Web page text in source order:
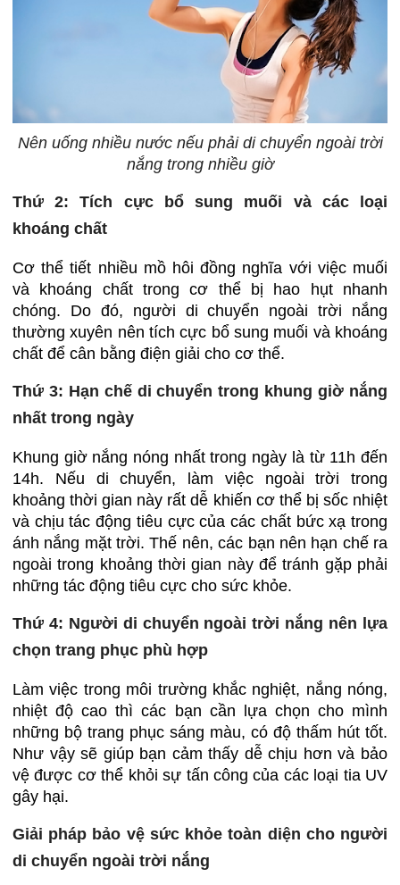
Nên uống nhiều nước nếu phải di chuyển ngoài trời
nắng trong nhiều giờ
Thứ 2: Tích cực bổ sung muối và các loại
khoáng chất
Cơ thể tiết nhiều mồ hôi đồng nghĩa với việc muối
và khoáng chất trong cơ thể bị hao hụt nhanh
chóng. Do đó, người di chuyển ngoài trời nắng
thường xuyên nên tích cực bổ sung muối và khoáng
chất để cân bằng điện giải cho cơ thể.
Thứ 3: Hạn chế di chuyển trong khung giờ nắng
nhất trong ngày
Khung giờ nắng nóng nhất trong ngày là từ 11h đến
14h. Nếu di chuyển, làm việc ngoài trời trong
khoảng thời gian này rất dễ khiến cơ thể bị sốc nhiệt
và chịu tác động tiêu cực của các chất bức xạ trong
ánh nắng mặt trời. Thế nên, các bạn nên hạn chế ra
ngoài trong khoảng thời gian này để tránh gặp phải
những tác động tiêu cực cho sức khỏe.
Thứ 4: Người di chuyển ngoài trời nắng nên lựa
chọn trang phục phù hợp
Làm việc trong môi trường khắc nghiệt, nắng nóng,
nhiệt độ cao thì các bạn cần lựa chọn cho mình
những bộ trang phục sáng màu, có độ thấm hút tốt.
Như vậy sẽ giúp bạn cảm thấy dễ chịu hơn và bảo
vệ được cơ thể khỏi sự tấn công của các loại tia UV
gây hại.
Giải pháp bảo vệ sức khỏe toàn diện cho người
di chuyển ngoài trời nắng